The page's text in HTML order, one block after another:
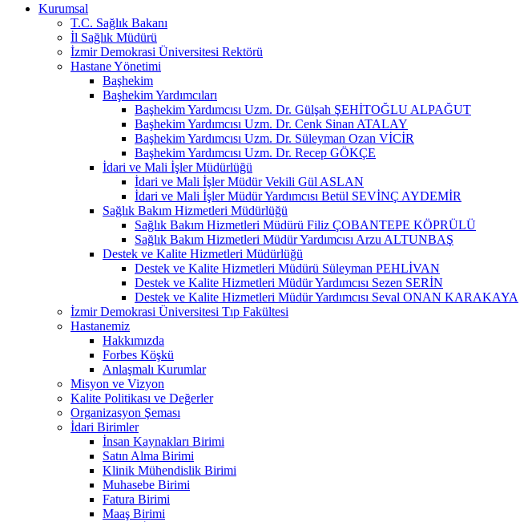
Kurumsal
T.C. Sağlık Bakanı
İl Sağlık Müdürü
İzmir Demokrasi Üniversitesi Rektörü
Hastane Yönetimi
Başhekim
Başhekim Yardımcıları
Başhekim Yardımcısı Uzm. Dr. Gülşah ŞEHİTOĞLU ALPAĞUT
Başhekim Yardımcısı Uzm. Dr. Cenk Sinan ATALAY
Başhekim Yardımcısı Uzm. Dr. Süleyman Ozan VİCİR
Başhekim Yardımcısı Uzm. Dr. Recep GÖKÇE
İdari ve Mali İşler Müdürlüğü
İdari ve Mali İşler Müdür Vekili Gül ASLAN
İdari ve Mali İşler Müdür Yardımcısı Betül SEVİNÇ AYDEMİR
Sağlık Bakım Hizmetleri Müdürlüğü
Sağlık Bakım Hizmetleri Müdürü Filiz ÇOBANTEPE KÖPRÜLÜ
Sağlık Bakım Hizmetleri Müdür Yardımcısı Arzu ALTUNBAŞ
Destek ve Kalite Hizmetleri Müdürlüğü
Destek ve Kalite Hizmetleri Müdürü Süleyman PEHLİVAN
Destek ve Kalite Hizmetleri Müdür Yardımcısı Sezen SERİN
Destek ve Kalite Hizmetleri Müdür Yardımcısı Seval ONAN KARAKAYA
İzmir Demokrasi Üniversitesi Tıp Fakültesi
Hastanemiz
Hakkımızda
Forbes Köşkü
Anlaşmalı Kurumlar
Misyon ve Vizyon
Kalite Politikası ve Değerler
Organizasyon Şeması
İdari Birimler
İnsan Kaynakları Birimi
Satın Alma Birimi
Klinik Mühendislik Birimi
Muhasebe Birimi
Fatura Birimi
Maaş Birimi